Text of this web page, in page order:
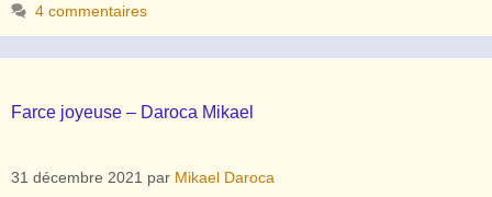
4 commentaires
Farce joyeuse – Daroca Mikael
31 décembre 2021 par Mikael Daroca